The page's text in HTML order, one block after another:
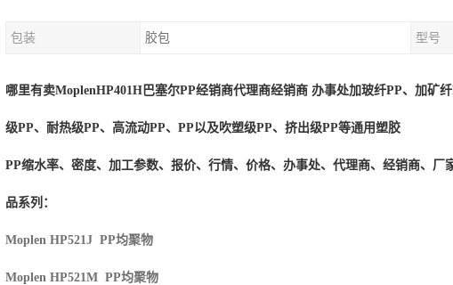
包装 胶包 型号
哪里有卖MoplenHP401H 巴塞尔PP经销商代理商经销商 办事处加玻纤PP、加矿
级PP、耐热级PP、高流动PP、PP以及吹塑级PP、挤出级PP等通用塑胶
PP缩水率、密度、加工参数、报价、行情、价格、办事处、代理商、经销商、厂
品系列：
Moplen HP521J PP均聚物
Moplen HP521M PP均聚物